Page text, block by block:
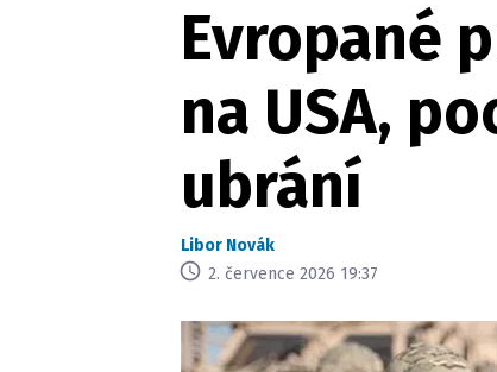
Evropané
na USA,
ubrání
Libor Novák
2. července 2026 19:37